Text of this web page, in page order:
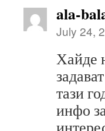
ala-
July 24,
Хайде
тази
инфо